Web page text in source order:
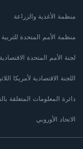
منظمة الأغذية والزراعة
منظمة الأمم المتحدة للتربية
لجنة الأمم المتحدة الاقتصادية
اللجنة الاقتصادية لأمريكا
دائرة المعلومات المتعلقة
الاتحاد الأوروبي